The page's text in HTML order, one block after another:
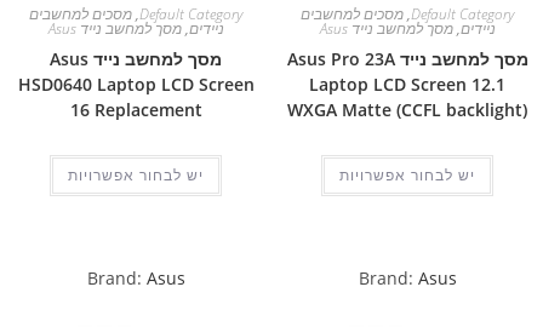
Default Category
,מסכים למחשבים
ניידים,מסך למחשב נייד Asus
מסך למחשב נייד Asus Pro 23A
Laptop LCD Screen 12.1
WXGA Matte (CCFL backlight)
יש לבחור אפשרויות
Default Category
,מסכים למחשבים
ניידים,מסך למחשב נייד Asus
מסך למחשב נייד Asus
HSD0640 Laptop LCD Screen
16 Replacement
יש לבחור אפשרויות
Brand: Asus
Brand: Asus